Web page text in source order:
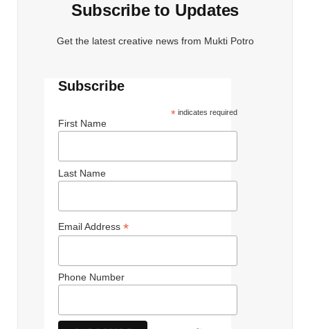
Subscribe to Updates
Get the latest creative news from Mukti Potro
Subscribe
* indicates required
First Name
Last Name
Email Address *
Phone Number